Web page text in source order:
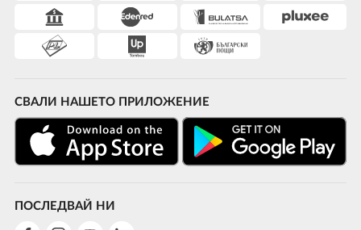
СВАЛИ НАШЕТО ПРИЛОЖЕНИЕ
ПОСЛЕДВАЙ НИ